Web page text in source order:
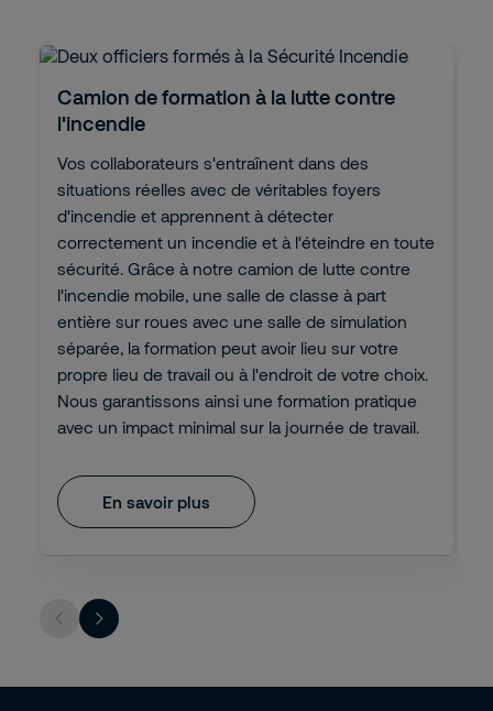
Camion de formation à la lutte contre
l'incendie
Vos collaborateurs s'entraînent dans des
situations réelles avec de véritables foyers
d'incendie et apprennent à détecter
correctement un incendie et à l'éteindre en toute
sécurité. Grâce à notre camion de lutte contre
l'incendie mobile, une salle de classe à part
entière sur roues avec une salle de simulation
séparée, la formation peut avoir lieu sur votre
propre lieu de travail ou à l'endroit de votre choix.
Nous garantissons ainsi une formation pratique
avec un impact minimal sur la journée de travail.
En savoir plus